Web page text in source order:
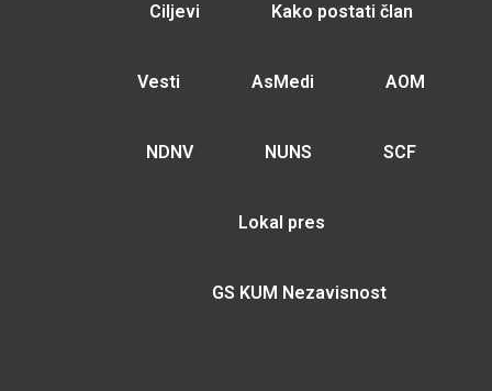
Ciljevi Kako postati član
Vesti AsMedi AOM
NDNV NUNS SCF
Lokal pres
GS KUM Nezavisnost